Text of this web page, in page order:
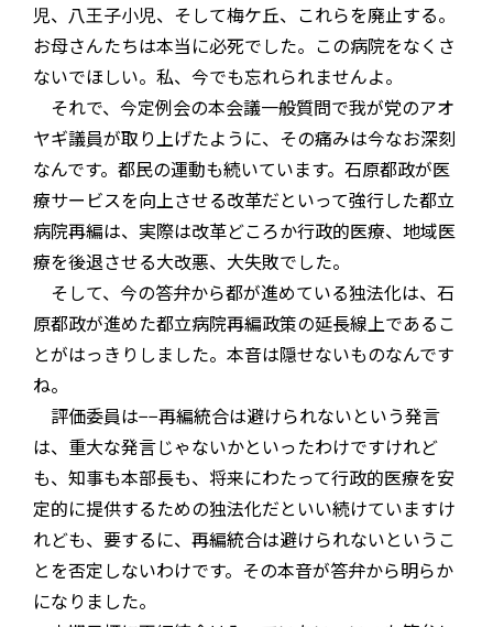
児、八王子小児、そして梅ケ丘、これらを廃止する。
お母さんたちは本当に必死でした。この病院をなくさ
ないでほしい。私、今でも忘れられませんよ。
それで、今定例会の本会議一般質問で我が党のアオ
ヤギ議員が取り上げたように、その痛みは今なお深刻
なんです。都民の運動も続いています。石原都政が医
療サービスを向上させる改革だといって強行した都立
病院再編は、実際は改革どころか行政的医療、地域医
療を後退させる大改悪、大失敗でした。
そして、今の答弁から都が進めている独法化は、石
原都政が進めた都立病院再編政策の延長線上であるこ
とがはっきりしました。本音は隠せないものなんです
ね。
評価委員は−−再編統合は避けられないという発言
は、重大な発言じゃないかといったわけですけれど
も、知事も本部長も、将来にわたって行政的医療を安
定的に提供するための独法化だといい続けていますけ
れども、要するに、再編統合は避けられないというこ
とを否定しないわけです。その本音が答弁から明らか
になりました。